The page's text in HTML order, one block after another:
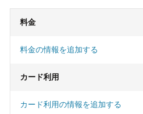
料金
料金の情報を追加する
カード利用
カード利用の情報を追加する